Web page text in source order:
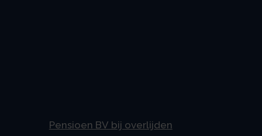
Pensioen BV bij overlijden